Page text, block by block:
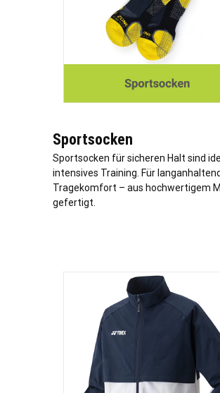
Sportsocken
Sportsocken für sicheren Halt sind
intensives Training. Für
Tragekomfort – aus hochwertigem
gefertigt.